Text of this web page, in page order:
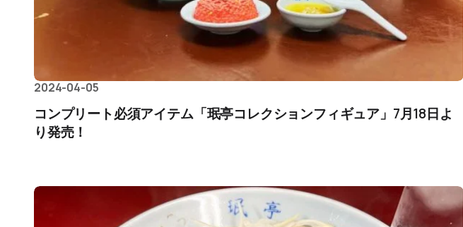
2024-04-05
コンプリート必須アイテム「珉亭コレクションフィギュア」7月18日よ
り発売！